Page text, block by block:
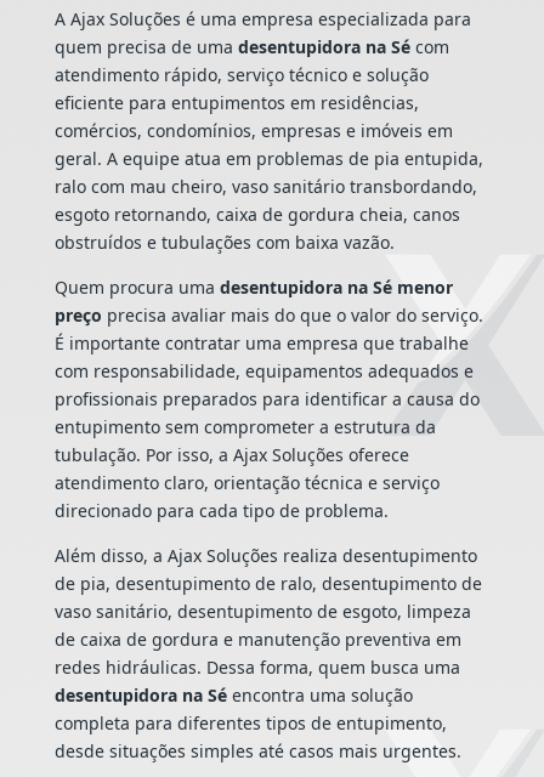
A Ajax Soluções é uma empresa especializada para
quem precisa de uma desentupidora na Sécom
atendimento rápido, serviço técnico e solução
eficiente para entupimentos em residências,
comércios, condomínios, empresas e imóveis em
geral. A equipe atua em problemas de pia entupida,
ralo com mau cheiro, vaso sanitário transbordando,
esgoto retornando, caixa de gordura cheia, canos
obstruídos e tubulações com baixa vazão.
Quem procura uma desentupidora na Sé menor
preço precisa avaliar mais do que o valor do serviço.
É importante contratar uma empresa que trabalhe
com responsabilidade, equipamentos adequados e
profissionais preparados para identificar a causa do
entupimento sem comprometer a estrutura da
tubulação. Por isso, a Ajax Soluções oferece
atendimento claro, orientação técnica e serviço
direcionado para cada tipo de problema.
Além disso, a Ajax Soluções realiza desentupimento
de pia, desentupimento de ralo, desentupimento de
vaso sanitário, desentupimento de esgoto, limpeza
de caixa de gordura e manutenção preventiva em
redes hidráulicas. Dessa forma, quem busca uma
desentupidora na Séencontra uma solução
completa para diferentes tipos de entupimento,
desde situações simples até casos mais urgentes.